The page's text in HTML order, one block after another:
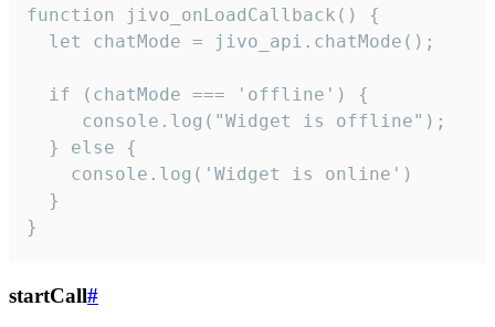
function jivo_onLoadCallback() {
  let chatMode = jivo_api.chatMode();
  if (chatMode === 'offline') {
     console.log("Widget is offline");
  } else {
    console.log('Widget is online')
  }
}
startCall#